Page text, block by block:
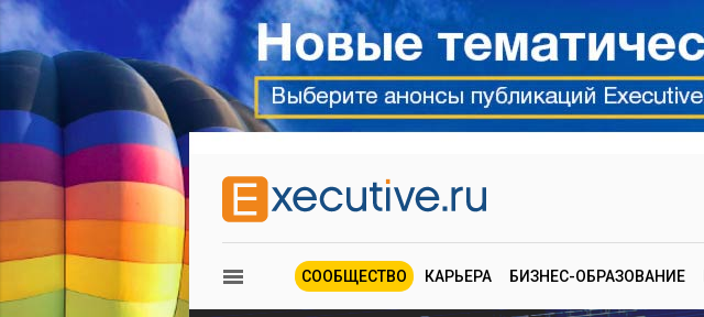
СООБЩЕСТВО КАРЬЕРА БИЗНЕС-ОБРАЗОВАНИЕ